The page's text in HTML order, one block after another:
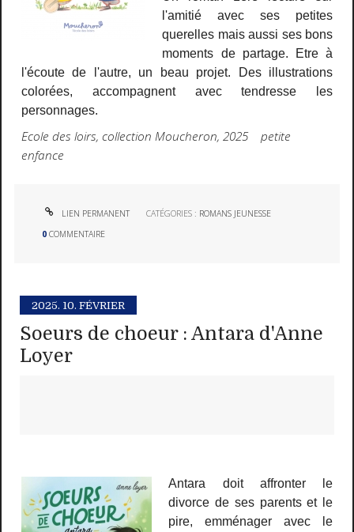
l'amitié avec ses petites
querelles mais aussi ses bons
moments de partage. Etre à
l'écoute de l'autre, un beau projet. Des illustrations
colorées, accompagnent avec tendresse les
personnages.
Ecole des loirs, collection Moucheron, 2025 petite
enfance
LIEN PERMANENT CATÉGORIES : ROMANS JEUNESSE
0 COMMENTAIRE
2025. 10. FÉVRIER
Soeurs de choeur : Antara d'Anne
Loyer
Antara doit affronter le
divorce de ses parents et le
pire, emménager avec le